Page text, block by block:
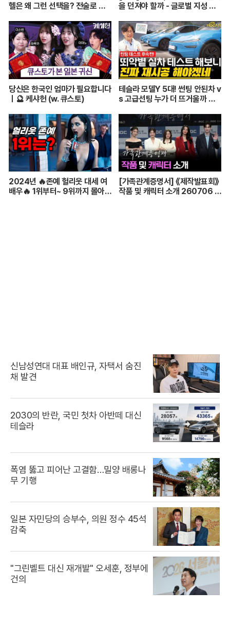
헬은 왜 그런 선택을? 전술로 보
을 던져야 할까 - 글로벌 지성 단
TN
당신은 한국인 엄마가 필요합니다
ㅣ🔮 케샤헌 (w. 큐스토)
테슬라 모델Y 5대! 썬팅 안된차 v
s 고급선팅 누가 더 뜨거울까 비
2024년 🔥존예 헐리웃 대세 여
배우🔥 1위부터~ 9위까지 몰아보
[가족관계증명서] 《제작발표회》
작품 및 캐릭터 소개 260706 첫
신남성연대 대표 배인규, 자택서 숨진
채 발견
2030의 반란, 국민 첫차 아반떼 대신
테슬라
폭염 뚫고 피어난 고결함…밀양 배롱나
무 기행
일본 자민당의 승부수, 의원 정수 45석
감축
"그린벨트 대신 재개발" 오세훈, 정부에
건의